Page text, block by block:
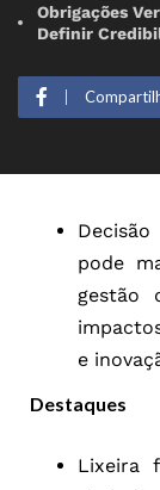
Obrigações
Definir
pode
gestão
e
Destaques
Lixeira